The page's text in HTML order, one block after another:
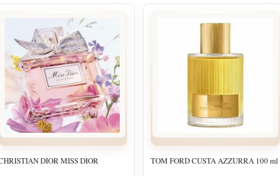
DIOR MISS DIOR TOM FORD CUSTA AZZURRA 100 ml